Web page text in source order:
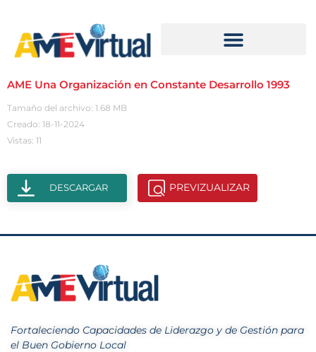
AME Una Organización en Constante Desarrollo 1993
Tamaño del archivo: 1.68 MB
Creado: 18-11-2024
Vistas: 11
DESCARGAR PREVIZUALIZAR
Fortaleciendo Capacidades de Liderazgo y de Gestión para
el Buen Gobierno Local